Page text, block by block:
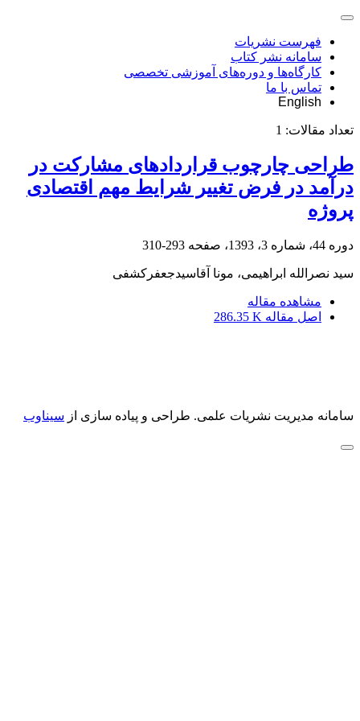
فهرست نشریات
سامانه نشر کتاب
کارگاه‌ها و دوره‌های آموزشی تخصصی
تماس با ما
English
تعداد مقالات: 1
طراحی چارچوب قراردادهای مشارکت در
درآمد در فرض تغییر شرایط مهم اقتصادی
پروژه
دوره 44، شماره 3، 1393، صفحه 293-310
سید نصرالله ابراهیمی، مونا آقاسیدجعفرکشفی
مشاهده مقاله
اصل مقاله 286.35 K
سامانه مدیریت نشریات علمی. طراحی و پیاده سازی از سیناوب